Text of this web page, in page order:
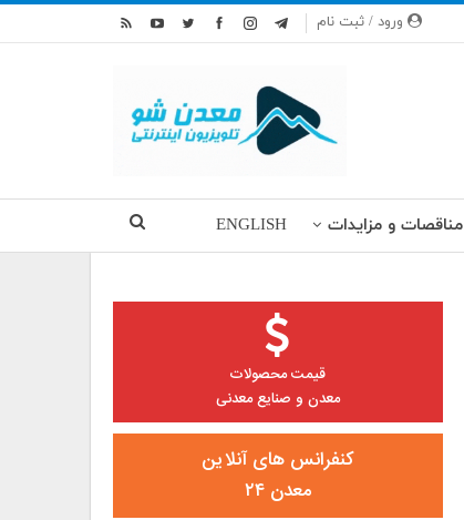
ورود / ثبت نام
مناقصات و مزایدات ENGLISH
قیمت محصولات
معدن و صنایع معدنی
کنفرانس های آنلاین
معدن ۲۴